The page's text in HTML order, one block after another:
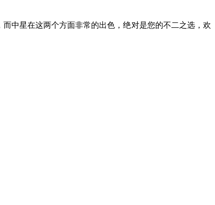
中星在这两个方面非常的出色，绝对是您的不二之选，欢